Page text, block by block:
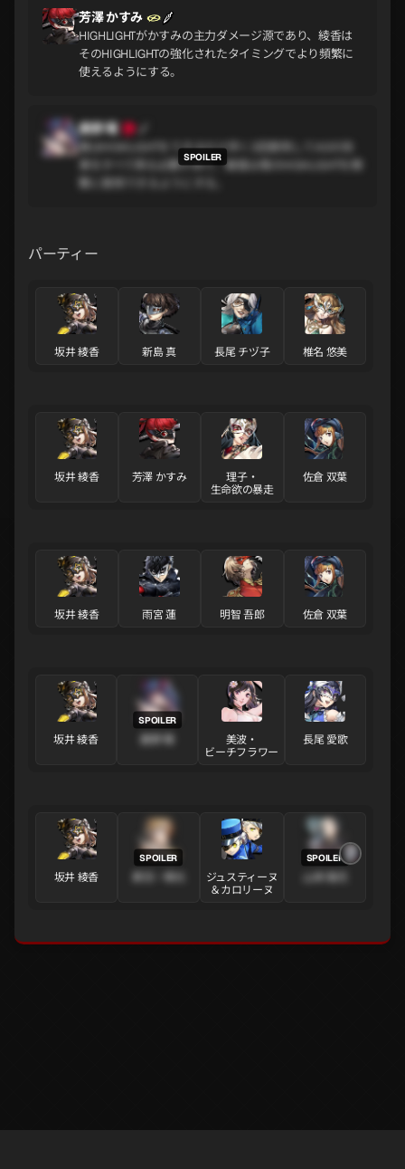
芳澤 かすみ
HIGHLIGHTがかすみの主力ダメージ源であり、綾香は
そのHIGHLIGHTの強化されたタイミングでより頻繁に
使えるようにする。
鹿野 莓
苺はHIGHLIGHTをできるだけ早く3回使用してA0の効
果をすべて得る必要があり、綾香は苺のHIGHLIGHTを頻
パーティー
坂井 綾香 新島 真 長尾 チヅ子 椎名 悠美
坂井 綾香 芳澤 かすみ
理子・
生命欲の暴走
佐倉 双葉
坂井 綾香 雨宮 蓮 明智 吾郎 佐倉 双葉
坂井 綾香
美波・
ビーチフラワー
長尾 愛歌
坂井 綾香
ジュスティーヌ
＆カロリーヌ